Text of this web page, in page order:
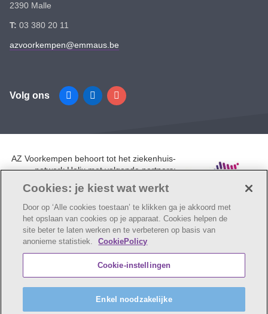
2390 Malle
T: 03 380 20 11
azvoorkempen@emmaus.be
Volg ons FacebookLinkedinInstagram
AZ Voorkempen behoort tot het ziekenhuis-
netwerk Helix met volgende partners:
Klina.
© AZ Voorkempen
Cookie verklaring
Privacybeleid
Webtoegankelijkheidsverklaring
AZ Voorkempen maakt deel uit van
Maatschappelijke zetel Edgard Tinellaan 1c, 2800
Cookies: je kiest wat werkt
Door op ‘Alle cookies toestaan’ te klikken ga je akkoord met
het opslaan van cookies op je apparaat. Cookies helpen de
site beter te laten werken en te verbeteren op basis van
anonieme statistiek.
CookiePolicy
Cookie-instellingen
Enkel noodzakelijke